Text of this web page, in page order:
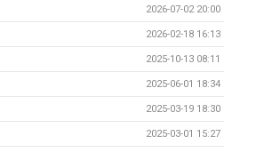
2026-07-02 20:00
2026-02-18 16:13
2025-10-13 08:11
2025-06-01 18:34
2025-03-19 18:30
2025-03-01 15:27